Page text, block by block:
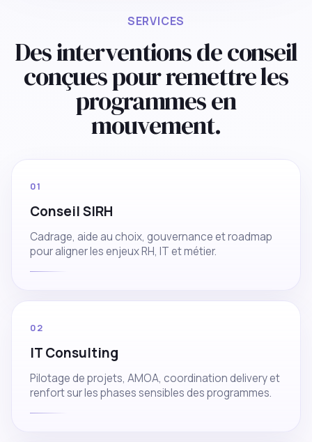
SERVICES
Des interventions de conseil
conçues pour remettre les
programmes en
mouvement.
01
Conseil SIRH
Cadrage, aide au choix, gouvernance et roadmap
pour aligner les enjeux RH, IT et métier.
02
IT Consulting
Pilotage de projets, AMOA, coordination delivery et
renfort sur les phases sensibles des programmes.